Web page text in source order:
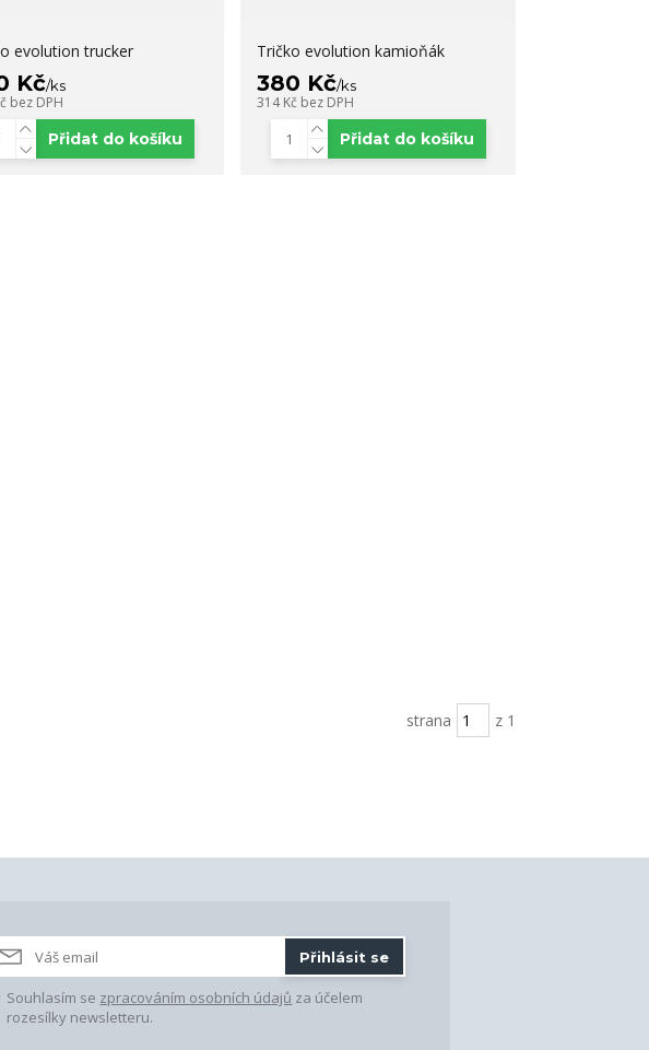
evolution trucker
Kč/ks
bez DPH
Přidat do košíku
Tričko evolution kamioňák
380 Kč/ks
314 Kč bez DPH
Přidat do košíku
strana z 1
Přihlásit se
Souhlasím se zpracováním osobních údajů za účelem
rozesílky newsletteru.